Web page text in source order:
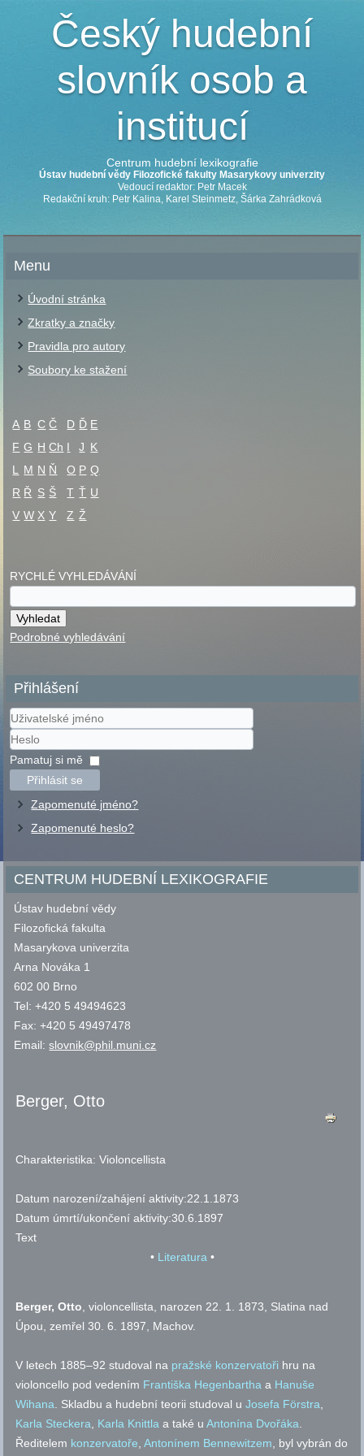
Český hudební
slovník osob a
institucí
Centrum hudební lexikografie
Ústav hudební vědy Filozofické fakulty Masarykovy univerzity
Vedoucí redaktor: Petr Macek
Redakční kruh: Petr Kalina, Karel Steinmetz, Šárka Zahrádková
Menu
Úvodní stránka
Zkratky a značky
Pravidla pro autory
Soubory ke stažení
A B C Č D Ď E
F G H Ch I J K
L
M N Ň O P Q
R Ř S Š T Ť U
V W X Y Z Ž
RYCHLÉ VYHLEDÁVÁNÍ
Podrobné vyhledávání
Přihlášení
Uživatelské
jméno
Heslo
Pamatuj si mě
Přihlásit se
Zapomenuté jméno?
Zapomenuté heslo?
CENTRUM HUDEBNÍ LEXIKOGRAFIE
Ústav hudební vědy
Filozofická fakulta
Masarykova univerzita
Arna Nováka 1
602 00 Brno
Tel: +420 5 49494623
Fax: +420 5 49497478
Email:slovnik@phil.muni.cz
Berger, Otto
Charakteristika:Violoncellista
Datum narození/zahájení aktivity:22.1.1873
Datum úmrtí/ukončení aktivity:30.6.1897
Text
• Literatura•
Berger, Otto, violoncellista, narozen 22. 1. 1873, Slatina nad
Úpou, zemřel 30. 6. 1897, Machov.
V letech 1885–92 studoval na pražské konzervatoři hru na
violoncello pod vedením Františka Hegenbartha a Hanuše
Wihana. Skladbu a hudební teorii studoval uJosefa Förstra,
Karla Steckera, Karla Knittla a také uAntonína Dvořáka.
Ředitelem konzervatoře,Antonínem Bennewitzem, byl vybrán do